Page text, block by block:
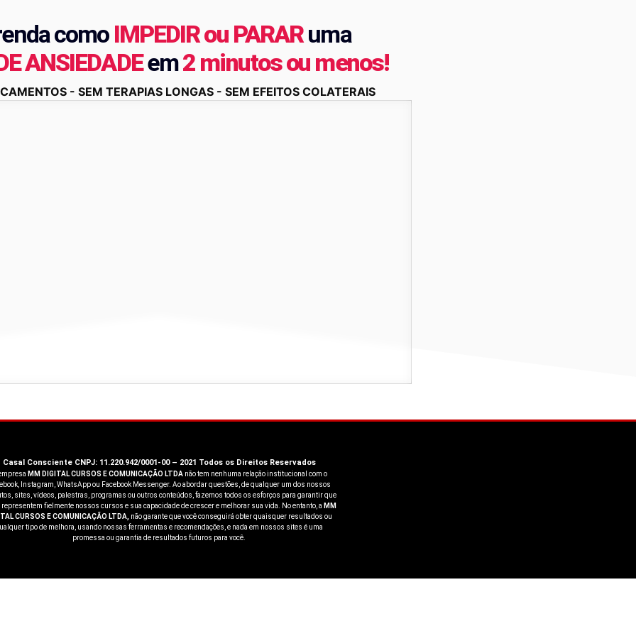
como IMPEDIR ou PARARuma
ANSIEDADEem2 minutos ou menos!
- SEM TERAPIAS LONGAS - SEM EFEITOS COLATERAIS
Casal Consciente CNPJ: 11.220.942/0001-00 – 2021 Todos os Direitos Reservados
MM DIGITAL CURSOS E COMUNICAÇÃO LTDAnão tem nenhuma relação institucional com o
Instagram, WhatsApp ou Facebook Messenger. Ao abordar questões, de qualquer um dos nossos
sites, vídeos, palestras, programas ou outros conteúdos, fazemos todos os esforços para garantir que
fielmente nossos cursos e sua capacidade de crescer e melhorar sua vida. No entanto, a MM
CURSOS E COMUNICAÇÃO LTDA, não garante que você conseguirá obter quaisquer resultados ou
tipo de melhora, usando nossas ferramentas e recomendações, e nada em nossos sites é uma
promessa ou garantia de resultados futuros para você.